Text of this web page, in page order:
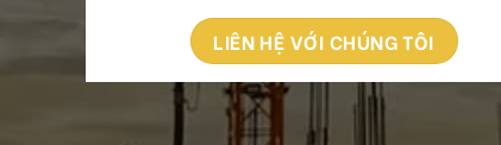
LIÊN HỆ VỚI CHÚNG TÔI